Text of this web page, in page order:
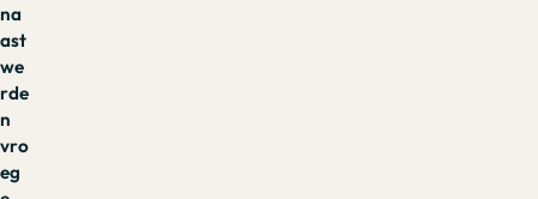
na
ast
we
rde
n
vro
eg